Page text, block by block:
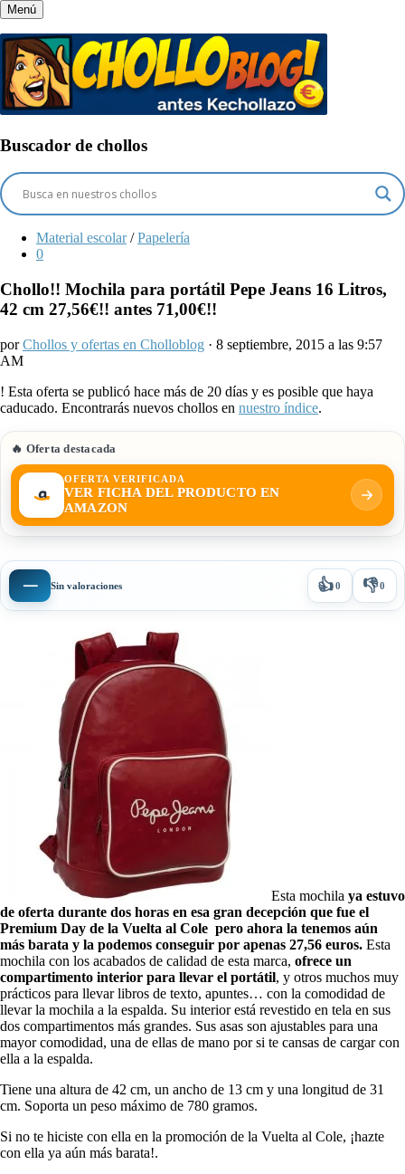
Menú
Buscador de chollos
Material escolar / Papelería
0
Chollo!! Mochila para portátil Pepe Jeans 16 Litros,
42 cm 27,56€!! antes 71,00€!!
porChollos y ofertas en Cholloblog · 8 septiembre, 2015 a las 9:57
AM
! Esta oferta se publicó hace más de 20 días y es posible que haya
caducado. Encontrarás nuevos chollos en nuestro índice.
🔥 Oferta destacada
OFERTA VERIFICADA
VER FICHA DEL PRODUCTO EN
AMAZON
— Sin valoraciones 👍0 👎0
Esta mochila ya estuvo
de oferta durante dos horas en esa gran decepción que fue el
Premium Day de la Vuelta al Cole pero ahora la tenemos aún
más barata y la podemos conseguir por apenas 27,56 euros. Esta
mochila con los acabados de calidad de esta marca, ofrece un
compartimento interior para llevar el portátil, y otros muchos muy
prácticos para llevar libros de texto, apuntes… con la comodidad de
llevar la mochila a la espalda. Su interior está revestido en tela en sus
dos compartimentos más grandes. Sus asas son ajustables para una
mayor comodidad, una de ellas de mano por si te cansas de cargar con
ella a la espalda.
Tiene una altura de 42 cm, un ancho de 13 cm y una longitud de 31
cm. Soporta un peso máximo de 780 gramos.
Si no te hiciste con ella en la promoción de la Vuelta al Cole, ¡hazte
con ella ya aún más barata!.